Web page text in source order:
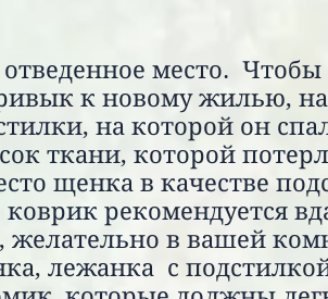
место.
к новому жилью, на
на которой он
ткани, которой
щенка в качестве
рекомендуется
желательно в вашей
лежанка с